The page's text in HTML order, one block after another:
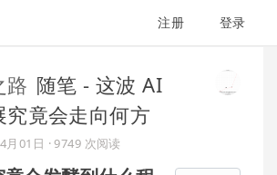
注册 登录
路 随笔 - 这波 AI
竟会走向何方
月01日 · 9749 次阅读